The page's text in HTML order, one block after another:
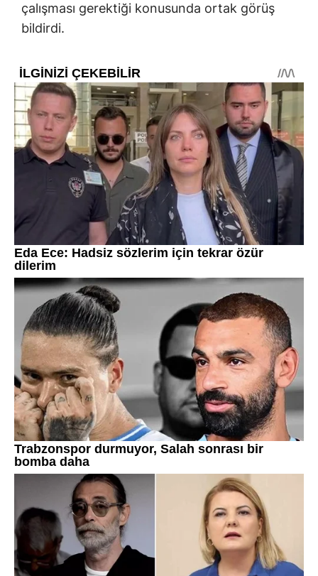
çalışması gerektiği konusunda ortak görüş
bildirdi.